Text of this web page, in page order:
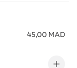
45,00 MAD